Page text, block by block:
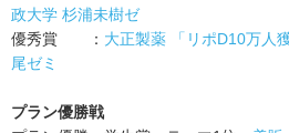
政大学 杉浦未樹ゼ
優秀賞 ： 大正製薬 「リポD10万人
尾ゼミ
プラン優勝戦